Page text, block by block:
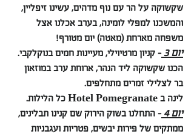
שקשוקה על הר עם נוף מדהים, עשינו זיפליין,
והמשכנו למפלי לומינה, בערב אכלנו אצל
משפחה מארחת (מאטה) יום מטורף!
יום 3
- קניון מרטיוילי, מעיינות חמים בנוקלקבי.
הכנו שקשוקה ליד הנהר, ארוחת ערב במוזאון
בר לצלילי זמרים מתחלפים.
לינה ב Hotel Pomegranate כל הלילות.
יום 4
- התחלנו בשוק הירוק שם קנינו תבלינים,
ממתקים של פירות יבשים, פטריות ועגבניות